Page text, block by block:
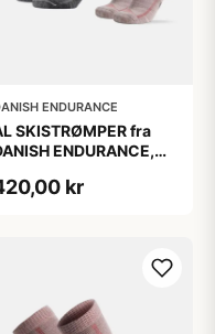
ENDURANCE
SKISTRØMPER fra
ENDURANCE,
kr